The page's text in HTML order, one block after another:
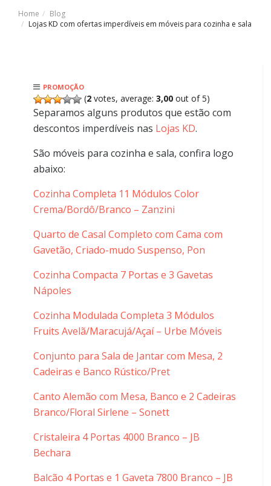
Home
Blog
Lojas KD com ofertas imperdíveis em móveis para cozinha e sala
PROMOÇÃO
(2 votes, average: 3,00 out of 5)
Separamos alguns produtos que estão com
descontos imperdíveis nas Lojas KD.
São móveis para cozinha e sala, confira logo
abaixo:
Cozinha Completa 11 Módulos Color
Crema/Bordô/Branco – Zanzini
Quarto de Casal Completo com Cama com
Gavetão, Criado-mudo Suspenso, Pon
Cozinha Compacta 7 Portas e 3 Gavetas
Nápoles
Cozinha Modulada Completa 3 Módulos
Fruits Avelã/Maracujá/Açaí – Urbe Móveis
Conjunto para Sala de Jantar com Mesa, 2
Cadeiras e Banco Rústico/Pret
Canto Alemão com Mesa, Banco e 2 Cadeiras
Branco/Floral Sirlene – Sonett
Cristaleira 4 Portas 4000 Branco – JB
Bechara
Balcão 4 Portas e 1 Gaveta 7800 Branco – JB